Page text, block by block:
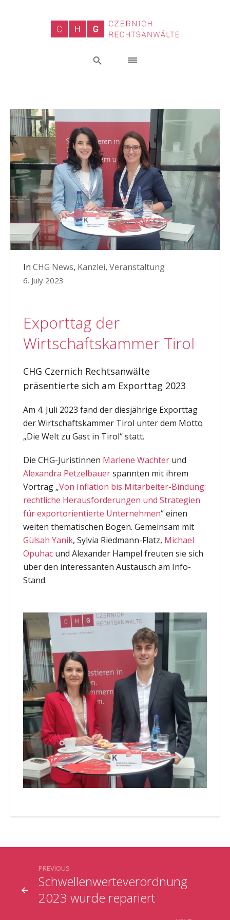
In CHG News, Kanzlei, Veranstaltung
6. July 2023
Exporttag der
Wirtschaftskammer Tirol
CHG Czernich Rechtsanwälte
präsentierte sich am Exporttag 2023
Am 4. Juli 2023 fand der diesjährige Exporttag
der Wirtschaftskammer Tirol unter dem Motto
„Die Welt zu Gast in Tirol“ statt.
Die CHG-Juristinnen Marlene Wachterund
Alexandra Petzelbauerspannten mit ihrem
Vortrag „Von Inflation bis Mitarbeiter-Bindung:
rechtliche Herausforderungen und Strategien
für exportorientierte Unternehmen“ einen
weiten thematischen Bogen. Gemeinsam mit
Gülsah Yanik, Sylvia Riedmann-Flatz, Michael
Opuhacund Alexander Hampel freuten sie sich
über den interessanten Austausch am Info-
Stand.
Schwellenwerteverordnung
2023 wurde repariert
PREVIOUS